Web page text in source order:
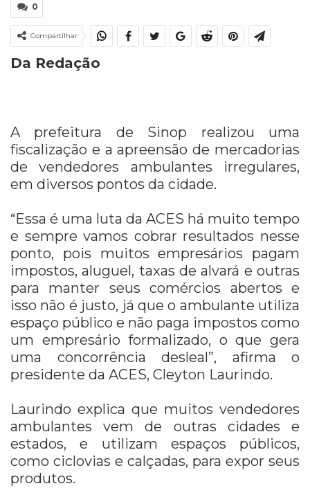
0
Compartilhar
Da Redação
A prefeitura de Sinop realizou uma
fiscalização e a apreensão de mercadorias
de vendedores ambulantes irregulares,
em diversos pontos da cidade.
“Essa é uma luta da ACES há muito tempo
e sempre vamos cobrar resultados nesse
ponto, pois muitos empresários pagam
impostos, aluguel, taxas de alvará e outras
para manter seus comércios abertos e
isso não é justo, já que o ambulante utiliza
espaço público e não paga impostos como
um empresário formalizado, o que gera
uma concorrência desleal”, afirma o
presidente da ACES, Cleyton Laurindo.
Laurindo explica que muitos vendedores
ambulantes vem de outras cidades e
estados, e utilizam espaços públicos,
como ciclovias e calçadas, para expor seus
produtos.